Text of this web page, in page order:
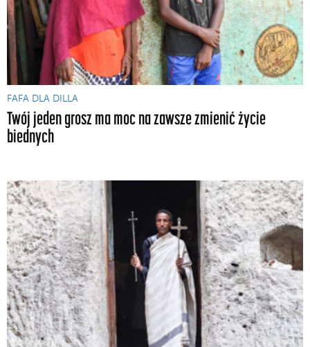
FAFA DLA DILLA
Twój jeden grosz ma moc na zawsze zmienić życie
biednych